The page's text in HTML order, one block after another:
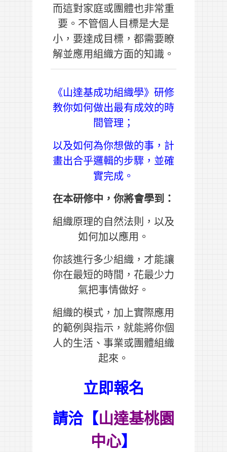
而這對家庭或團體也非常重
要。不管個人目標是大是
小，要達成目標，都需要瞭
解並應用組織方面的知識。
《山達基成功組織學》研修
教你如何做出最有成效的時
間管理；
以及如何為你想做的事，計
畫出合乎邏輯的步驟，並確
實完成。
在本研修中，你將會學到：
組織原理的自然法則，以及
如何加以應用。
你該進行多少組織，才能讓
你在最短的時間，花最少力
氣把事情做好。
組織的模式，加上實際應用
的範例與指示，就能將你個
人的生活、事業或團體組織
起來。
立即報名
請洽【山達基桃園
中心】